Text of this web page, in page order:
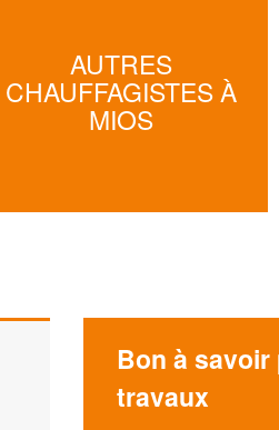
AUTRES
CHAUFFAGISTES À
MIOS
Bon à
travaux